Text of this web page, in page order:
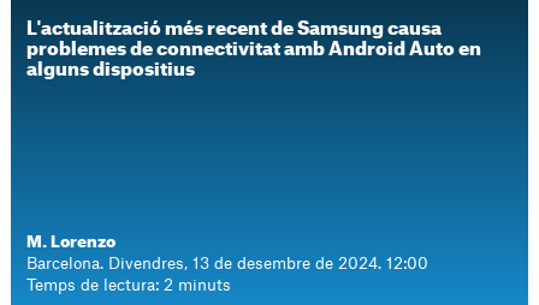
L'actualització més recent de Samsung causa
problemes de connectivitat amb Android Auto en
alguns dispositius
M. Lorenzo
Barcelona. Divendres, 13 de desembre de 2024. 12:00
Temps de lectura: 2 minuts